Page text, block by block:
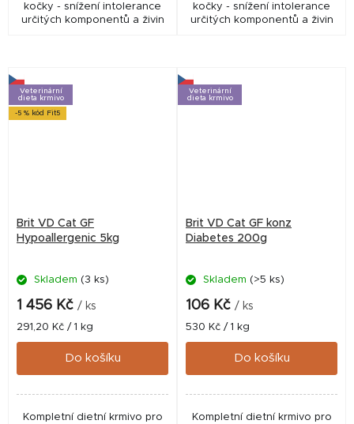
kočky - snížení intolerance
určitých komponentů a živin
kočky - snížení intolerance
určitých komponentů a živin
Veterinární
dieta krmivo
-5 % kód Fit5
Brit VD Cat GF
Hypoallergenic 5kg
Skladem (3 ks)
1 456 Kč / ks
Měrná
cena:
291,20 Kč / 1 kg
Do košíku
Kompletní dietní krmivo pro
Veterinární
dieta krmivo
Brit VD Cat GF konz
Diabetes 200g
Skladem (>5 ks)
106 Kč / ks
Měrná
cena:
530 Kč / 1 kg
Do košíku
Kompletní dietní krmivo pro